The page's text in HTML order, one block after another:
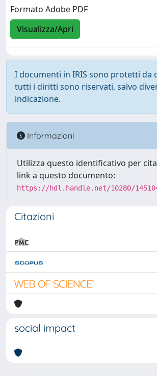
Formato Adobe PDF
Visualizza/Apri
I documenti in IRIS sono protetti da
tutti i diritti sono riservati, salvo
indicazione.
Informazioni
Utilizza questo identificativo per
link a questo documento:
https://hdl.handle.net/10280/
Citazioni
social impact